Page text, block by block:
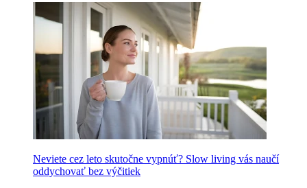
Neviete cez leto skutočne vypnúť? Slow living vás naučí
oddychovať bez výčitiek